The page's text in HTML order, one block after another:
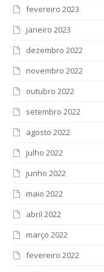
fevereiro 2023
janeiro 2023
dezembro 2022
novembro 2022
outubro 2022
setembro 2022
agosto 2022
julho 2022
junho 2022
maio 2022
abril 2022
março 2022
fevereiro 2022